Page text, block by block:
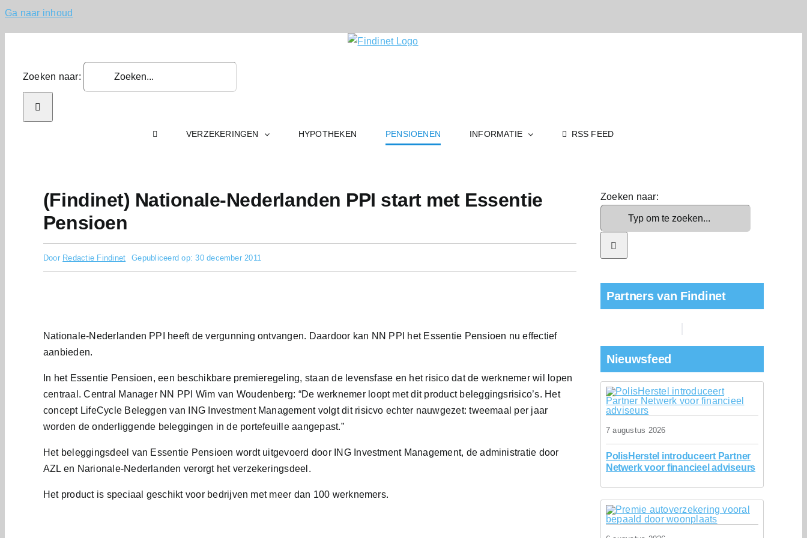
Ga naar inhoud
Zoeken naar:
VERZEKERINGEN HYPOTHEKEN PENSIOENEN INFORMATIE RSS FEED
(Findinet) Nationale-Nederlanden PPI start met Essentie
Pensioen
Door Redactie Findinet Gepubliceerd op: 30 december 2011
Nationale-Nederlanden PPI heeft de vergunning ontvangen. Daardoor kan NN PPI het Essentie Pensioen nu effectief
aanbieden.
In het Essentie Pensioen, een beschikbare premieregeling, staan de levensfase en het risico dat de werknemer wil lopen
centraal. Central Manager NN PPI Wim van Woudenberg: “De werknemer loopt met dit product beleggingsrisico’s. Het
concept LifeCycle Beleggen van ING Investment Management volgt dit risicvo echter nauwgezet: tweemaal per jaar
worden de onderliggende beleggingen in de portefeuille aangepast.”
Het beleggingsdeel van Essentie Pensioen wordt uitgevoerd door ING Investment Management, de administratie door
AZL en Narionale-Nederlanden verorgt het verzekeringsdeel.
Het product is speciaal geschikt voor bedrijven met meer dan 100 werknemers.
Zoeken naar:
Partners van Findinet
Nieuwsfeed
7 augustus 2026
PolisHerstel introduceert Partner
Netwerk voor financieel adviseurs